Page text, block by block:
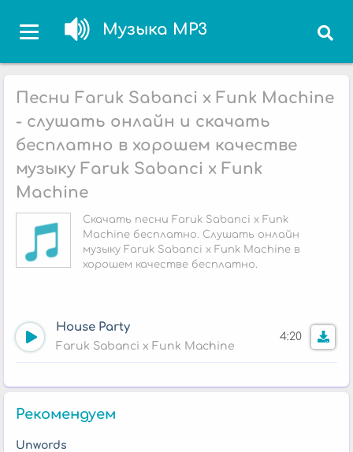
Музыка MP3
Песни Faruk Sabanci x Funk Machine
- слушать онлайн и скачать
бесплатно в хорошем качестве
музыку Faruk Sabanci x Funk
Machine
Скачать песни Faruk Sabanci x Funk
Machine бесплатно. Слушать онлайн
музыку Faruk Sabanci x Funk Machine в
хорошем качестве бесплатно.
House Party
Faruk Sabanci x Funk Machine
4:20
Рекомендуем
Unwords